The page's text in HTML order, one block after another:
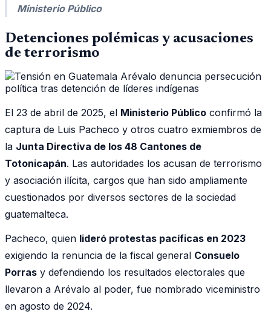
Ministerio Público
Detenciones polémicas y acusaciones
de terrorismo
El 23 de abril de 2025, el Ministerio Público confirmó la
captura de Luis Pacheco y otros cuatro exmiembros de
la Junta Directiva de los 48 Cantones de
Totonicapán. Las autoridades los acusan de terrorismo
y asociación ilícita, cargos que han sido ampliamente
cuestionados por diversos sectores de la sociedad
guatemalteca.
Pacheco, quien lideró protestas pacíficas en 2023
exigiendo la renuncia de la fiscal general Consuelo
Porras y defendiendo los resultados electorales que
llevaron a Arévalo al poder, fue nombrado viceministro
en agosto de 2024.